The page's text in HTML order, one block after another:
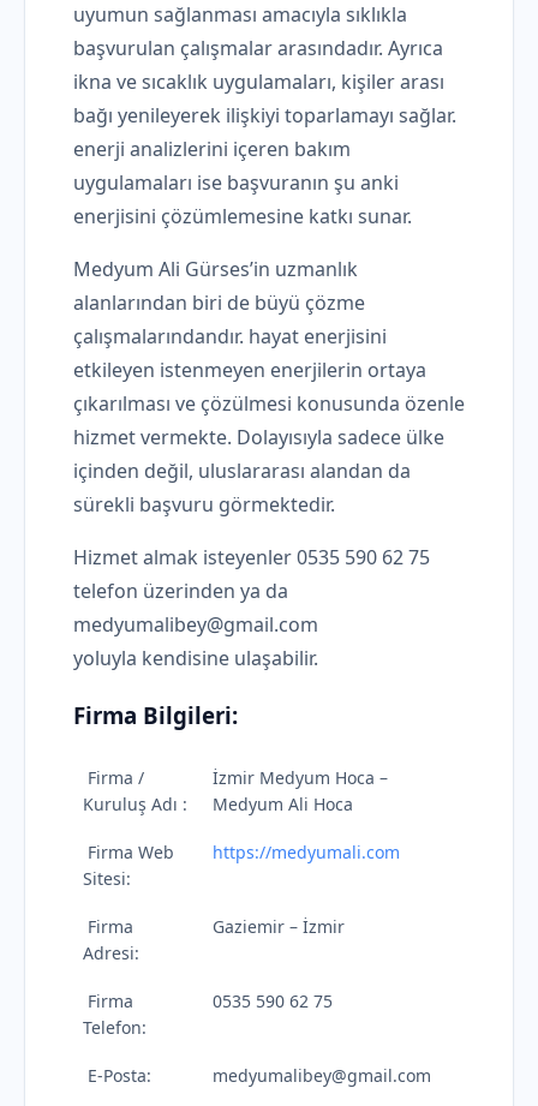
uyumun sağlanması amacıyla sıklıkla
başvurulan çalışmalar arasındadır. Ayrıca
ikna ve sıcaklık uygulamaları, kişiler arası
bağı yenileyerek ilişkiyi toparlamayı sağlar.
enerji analizlerini içeren bakım
uygulamaları ise başvuranın şu anki
enerjisini çözümlemesine katkı sunar.
Medyum Ali Gürses’in uzmanlık
alanlarından biri de büyü çözme
çalışmalarındandır. hayat enerjisini
etkileyen istenmeyen enerjilerin ortaya
çıkarılması ve çözülmesi konusunda özenle
hizmet vermekte. Dolayısıyla sadece ülke
içinden değil, uluslararası alandan da
sürekli başvuru görmektedir.
Hizmet almak isteyenler 0535 590 62 75
telefon üzerinden ya da
medyumalibey@gmail.com
yoluyla kendisine ulaşabilir.
Firma Bilgileri:
Firma /
Kuruluş Adı :
İzmir Medyum Hoca –
Medyum Ali Hoca
Firma Web
Sitesi:
https://medyumali.com
Firma
Adresi:
Gaziemir – İzmir
Firma
Telefon:
0535 590 62 75
E-Posta: medyumalibey@gmail.com